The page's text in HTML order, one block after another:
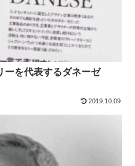
ーを代表するダネーゼ
2019.10.09